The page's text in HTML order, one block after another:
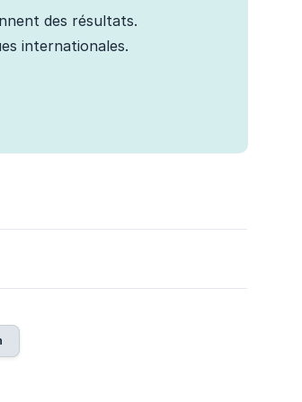
des résultats.
internationales.